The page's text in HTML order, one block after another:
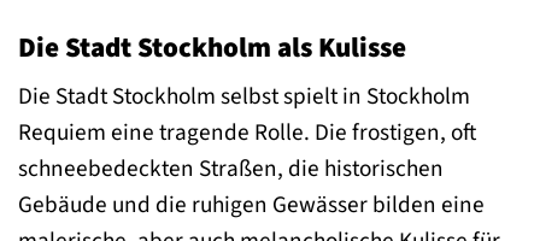
Die Stadt Stockholm als Kulisse
Die Stadt Stockholm selbst spielt in Stockholm
Requiem eine tragende Rolle. Die frostigen, oft
schneebedeckten Straßen, die historischen
Gebäude und die ruhigen Gewässer bilden eine